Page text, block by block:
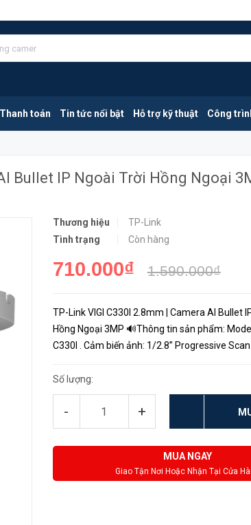
toán Tin tức nổi bật Hỗ trợ kỹ thuật Công
Bullet IP Ngoài Trời Hồng Ngoại
Thương hiệu
TP-Link
Tình trạng
Còn hàng
710.000₫ 1.590.000₫
TP-Link VIGI C330I 2.8mm | Camera AI Bullet
Hồng Ngoại 3MP 🔊Thông tin sản phẩm: Model: TP-Link VIGI
C330I . Cảm biến ảnh: 1/2.8” Progressive
3MP....
Số lượng:
- +
MUA NGAY
Giao Tận Nơi Hoặc Nhận Tại Cửa